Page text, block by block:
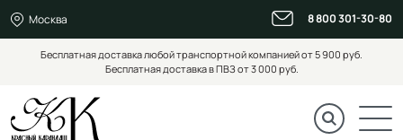
Москва 8 800 301-30-80
Бесплатная доставка любой транспортной компанией от 5 900 руб.
Бесплатная доставка в ПВЗ от 3 000 руб.